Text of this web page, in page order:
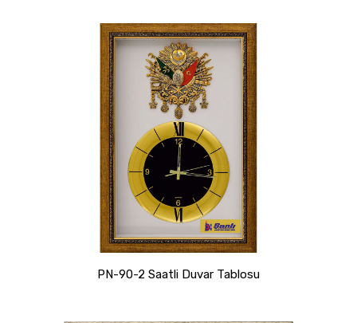
PN-90-2 Saatli Duvar Tablosu